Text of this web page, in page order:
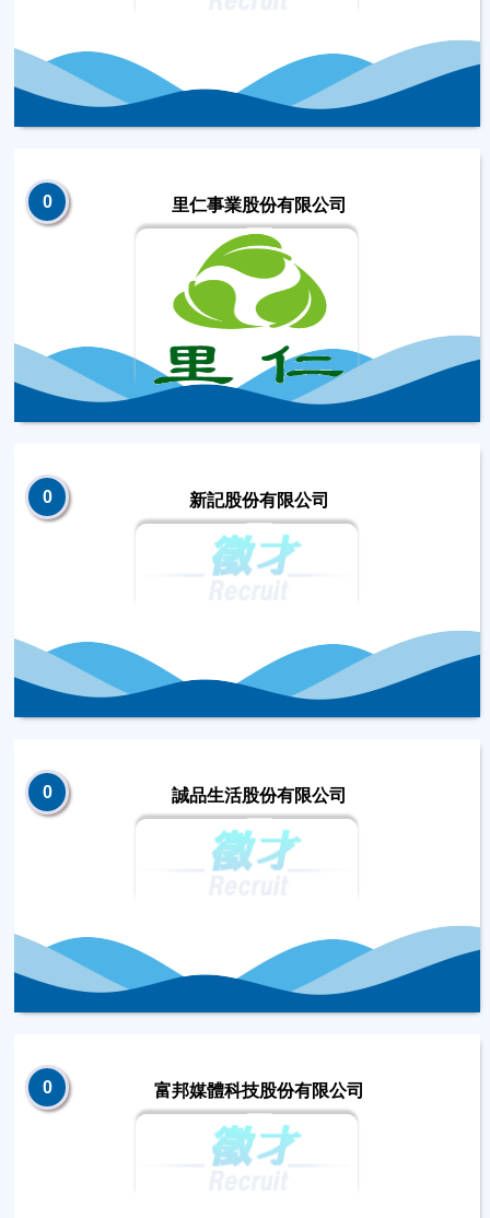
0 里仁事業股份有限公司
0 新記股份有限公司
0 誠品生活股份有限公司
0 富邦媒體科技股份有限公司